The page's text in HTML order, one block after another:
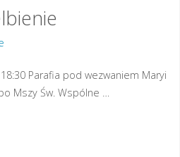
Parafia pod wezwaniem Maryi
Mszy Św. Wspólne …